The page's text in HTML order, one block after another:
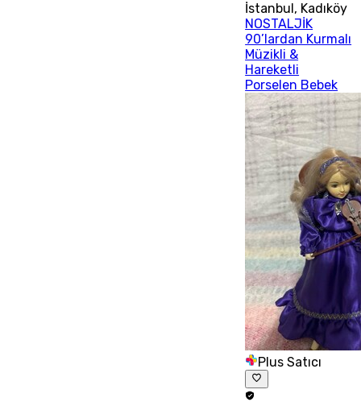
İstanbul , Kadıköy
NOSTALJİK
90’lardan Kurmalı
Müzikli &
Hareketli
Porselen Bebek
Plus Satıcı